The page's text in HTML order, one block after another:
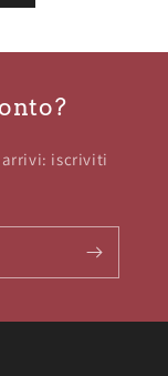
arrivi: iscriviti